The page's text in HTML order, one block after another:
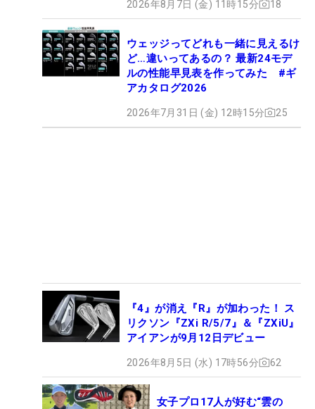
2026年8月7日 (金) 11時15分 18
ウェッジってどれも一緒に見えるけ
ど…違いってあるの？ 最新24モデ
ルの性能早見表を作ってみた #ギ
アカタログ2026
2026年7月31日 (金) 12時15分 25
『4』が消え『R』が加わった！ ス
リクソン『ZXi R/5/7』＆『ZXiU』
アイアンが9月12日デビュー
2026年8月5日 (水) 17時56分 62
女子プロ17人が好む“雲の